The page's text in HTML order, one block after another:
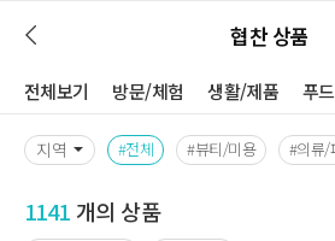
전체보기 방문/체험 생활/제품 푸드
협찬 상품
지역 #전체 #뷰티/미용 #의류/
1141 개의 상품